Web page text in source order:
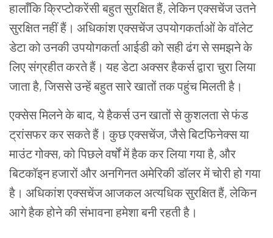
हालाँकि क्रिप्टोकरेंसी बहुत सुरक्षित हैं, लेकिन एक्सचेंज उतने
सुरक्षित नहीं हैं। अधिकांश एक्सचेंज उपयोगकर्ताओं के वॉलेट
डेटा को उनकी उपयोगकर्ता आईडी को सही ढंग से समझने के
लिए संग्रहीत करते हैं। यह डेटा अक्सर हैकर्स द्वारा चुरा लिया
जाता है, जिससे उन्हें बहुत सारे खातों तक पहुंच मिलती है।
एक्सेस मिलने के बाद, ये हैकर्स उन खातों से कुशलता से फंड
ट्रांसफर कर सकते हैं। कुछ एक्सचेंज, जैसे बिटफिनेक्स या
माउंट गोक्स, को पिछले वर्षों में हैक कर लिया गया है, और
बिटकॉइन हजारों और अनगिनत अमेरिकी डॉलर में चोरी हो गया
है। अधिकांश एक्सचेंज आजकल अत्यधिक सुरक्षित हैं, लेकिन
आगे हैक होने की संभावना हमेशा बनी रहती है।